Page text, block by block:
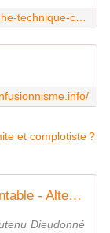
Pourquoi Dieudonné n'est pas fréquentable - Alternative Libertaire Montpellier
Dieudonné